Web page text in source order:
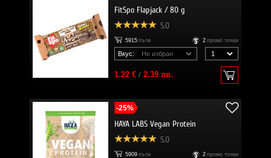
FitSpo Flapjack / 80 g
5.0
5915 пъти 2 промо точки
Вкус:
1.22 €/ 2.39 лв.
-25%
HAYA LABS Vegan Protein
5.0
5909 пъти 2 промо точки